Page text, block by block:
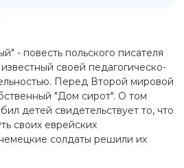
- повесть польского писателя
своей педагогическо-
Перед Второй мировой
"Дом сирот". О том
детей свидетельствует то, что
своих еврейских
солдаты решили их